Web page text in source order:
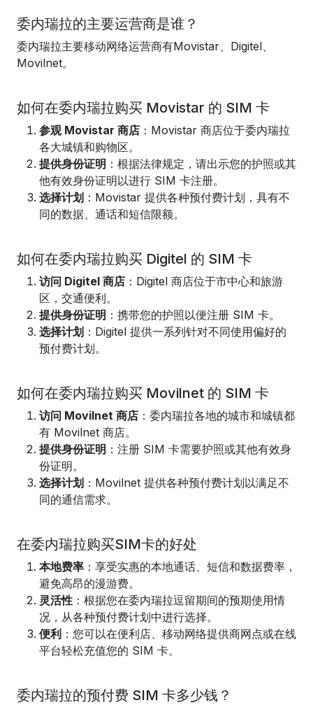
委内瑞拉的主要运营商是谁？
委内瑞拉主要移动网络运营商有Movistar、Digitel、
Movilnet。
如何在委内瑞拉购买 Movistar 的 SIM 卡
参观 Movistar 商店 ：Movistar 商店位于委内瑞拉
各大城镇和购物区。
提供身份证明 ：根据法律规定，请出示您的护照或其
他有效身份证明以进行 SIM 卡注册。
选择计划 ：Movistar 提供各种预付费计划，具有不
同的数据、通话和短信限额。
如何在委内瑞拉购买 Digitel 的 SIM 卡
访问 Digitel 商店 ：Digitel 商店位于市中心和旅游
区，交通便利。
提供身份证明 ：携带您的护照以便注册 SIM 卡。
选择计划 ：Digitel 提供一系列针对不同使用偏好的
预付费计划。
如何在委内瑞拉购买 Movilnet 的 SIM 卡
访问 Movilnet 商店 ：委内瑞拉各地的城市和城镇都
有 Movilnet 商店。
提供身份证明 ：注册 SIM 卡需要护照或其他有效身
份证明。
选择计划 ：Movilnet 提供各种预付费计划以满足不
同的通信需求。
在委内瑞拉购买SIM卡的好处
本地费率 ：享受实惠的本地通话、短信和数据费率，
避免高昂的漫游费。
灵活性 ：根据您在委内瑞拉逗留期间的预期使用情
况，从各种预付费计划中进行选择。
便利 ：您可以在便利店、移动网络提供商网点或在线
平台轻松充值您的 SIM 卡。
委内瑞拉的预付费 SIM 卡多少钱？